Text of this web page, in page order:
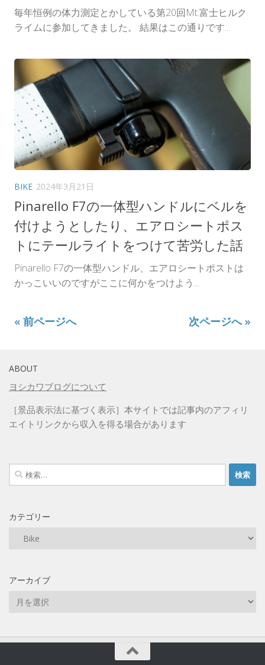
毎年恒例の体力測定とかしている第20回Mt.富士ヒルク
ライムに参加してきました。 結果はこの通りです...
BIKE 2024年3月21日
Pinarello F7の一体型ハンドルにベルを
付けようとしたり、エアロシートポス
トにテールライトをつけて苦労した話
Pinarello F7の一体型ハンドル、エアロシートポストは
かっこいいのですがここに何かをつけよう...
« 前ページへ 次ページへ »
ABOUT
ヨシカワブログについて
［景品表示法に基づく表示］本サイトでは記事内のアフィリ
エイトリンクから収入を得る場合があります
検
索:
カテゴリー
リ
アーカイブ
イ